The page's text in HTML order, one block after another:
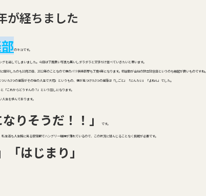
が経ちました
のキコです。
逃してしまいました。今日は丁度良い写真も無いしダラダラと文字だけ並べていきたいと思います。
行したのも10月25日、2012年のことなので僕のバリ倶楽部歴も丁度4年になります。初出勤が会社の設立記念日というのも縁起が良いものですね。
た3つの単語がその後の人生で大切」というもの、僕が見つけた3つの単語は「しごと」「にんたい」「よねん」でした。
「これからどうすんの？」という話しになります。
生を歩んでおります。
りそうだ！！」 です。
活も人生稀に見る安定期でハングリー精神が薄れているので、この状況に甘んじることなく挑戦が必要です。
「はじまり」